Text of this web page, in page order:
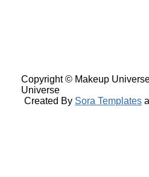
Copyright © Makeup
Universe
Created By Sora Templates